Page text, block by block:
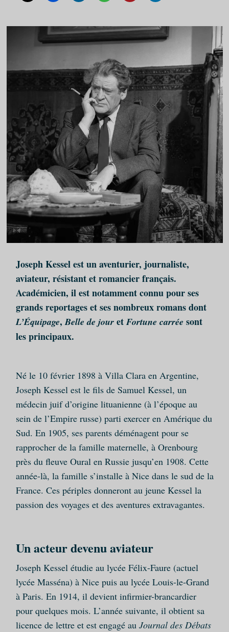
Joseph Kessel est un aventurier, journaliste,
aviateur, résistant et romancier français.
Académicien, il est notamment connu pour ses
grands reportages et ses nombreux romans dont
L’Équipage,Belle de jouret Fortune carrée sont
les principaux.
Né le 10 février 1898 à Villa Clara en Argentine,
Joseph Kessel est le fils de Samuel Kessel, un
médecin juif d’origine lituanienne (à l’époque au
sein de l’Empire russe) parti exercer en Amérique du
Sud. En 1905, ses parents déménagent pour se
rapprocher de la famille maternelle, à Orenbourg
près du fleuve Oural en Russie jusqu’en 1908. Cette
année-là, la famille s’installe à Nice dans le sud de la
France. Ces périples donneront au jeune Kessel la
passion des voyages et des aventures extravagantes.
Un acteur devenu aviateur
Joseph Kessel étudie au lycée Félix-Faure (actuel
lycée Masséna) à Nice puis au lycée Louis-le-Grand
à Paris. En 1914, il devient infirmier-brancardier
pour quelques mois. L’année suivante, il obtient sa
licence de lettre et est engagé au Journal des Débats